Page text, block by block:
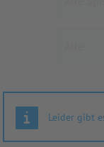
Leider gibt